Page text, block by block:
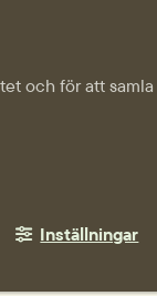
och för att
Inställningar